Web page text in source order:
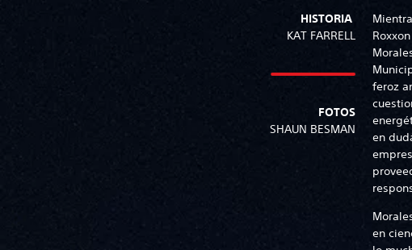
HISTORIA
KAT FARRELL
FOTOS
SHAUN BESMAN
feroz
en
en